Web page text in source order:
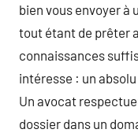
bien vous envoyer à
tout étant de prêter
connaissances
intéresse : un
Un avocat
dossier dans un